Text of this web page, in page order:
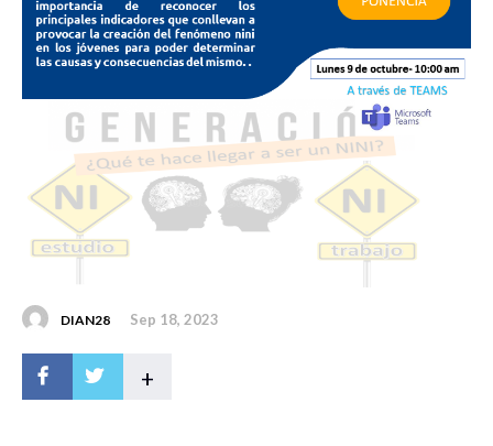
DIAN28 Sep 18, 2023
+